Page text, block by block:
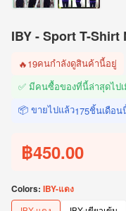
IBY - Sport T-Shirt
🔥19คนกำลังดูสินค้านี้อยู่
✅ มีคนซื้อของที่นี้ล่าสุดไป
📦 ขายไปแล้ว175ชิ้นเดือน
฿450.00
Colors: IBY-แดง